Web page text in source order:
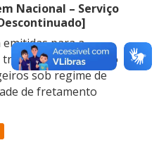
Nacional – Serviço
para a
transporte rodoviário
sob regime de
de fretamento